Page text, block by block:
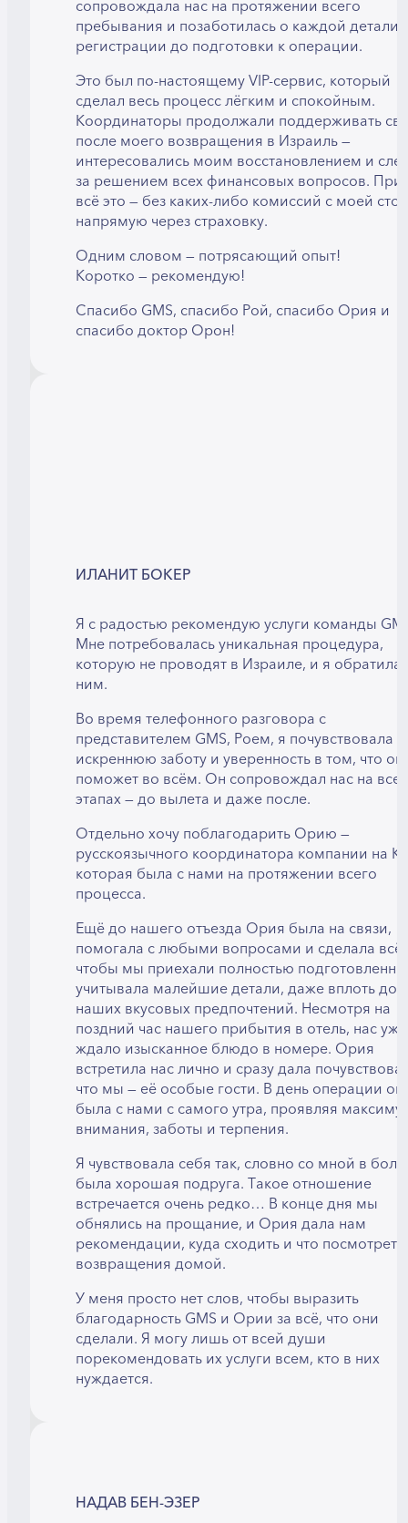
сопровождала нас на протяжении всего
пребывания и позаботилась о каждой детали
регистрации до подготовки к операции.
Это был по-настоящему VIP-сервис, который
сделал весь процесс лёгким и спокойным.
Координаторы продолжали поддерживать
после моего возвращения в Израиль —
интересовались моим восстановлением и
за решением всех финансовых вопросов.
всё это — без каких-либо комиссий с моей
напрямую через страховку.
Одним словом — потрясающий опыт!
Коротко — рекомендую!
Спасибо GMS, спасибо Рой, спасибо Ория и
спасибо доктор Орон!
ИЛАНИТ БОКЕР
Я с радостью рекомендую услуги команды
Мне потребовалась уникальная процедура,
которую не проводят в Израиле, и я
ним.
Во время телефонного разговора с
представителем GMS, Роем, я почувствовала
искреннюю заботу и уверенность в том, что он
поможет во всём. Он сопровождал нас на всех
этапах — до вылета и даже после.
Отдельно хочу поблагодарить Орию —
русскоязычного координатора компании на
которая была с нами на протяжении всего
процесса.
Ещё до нашего отъезда Ория была на связи,
помогала с любыми вопросами и сделала всё,
чтобы мы приехали полностью
учитывала малейшие детали, даже вплоть до
наших вкусовых предпочтений. Несмотря на
поздний час нашего прибытия в отель, нас уже
ждало изысканное блюдо в номере. Ория
встретила нас лично и сразу дала
что мы — её особые гости. В день операции
была с нами с самого утра, проявляя
внимания, заботы и терпения.
Я чувствовала себя так, словно со мной в
была хорошая подруга. Такое отношение
встречается очень редко… В конце дня мы
обнялись на прощание, и Ория дала нам
рекомендации, куда сходить и что
возвращения домой.
У меня просто нет слов, чтобы выразить
благодарность GMS и Ории за всё, что они
сделали. Я могу лишь от всей души
порекомендовать их услуги всем, кто в них
нуждается.
НАДАВ БЕН-ЭЗЕР